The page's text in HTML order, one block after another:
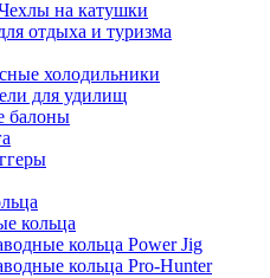
на катушки
отдыха и туризма
холодильники
для удилищ
балоны
кольца
кольца Power Jig
кольца Pro-Hunter